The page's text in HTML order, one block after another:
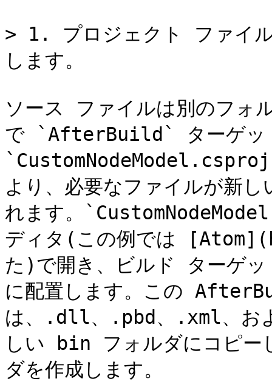
> 1. プロジェクト ファイ
します。
ソース ファイルは別のフ
で `AfterBuild` ターゲッ
より、必要なファイルが新
れます。
ディタ(この例では
た)で開き、ビルド ターゲ
に配置します。この
は、.dll、.pbd、.xml、お
しい bin フォルダにコピ
ダを作成します。